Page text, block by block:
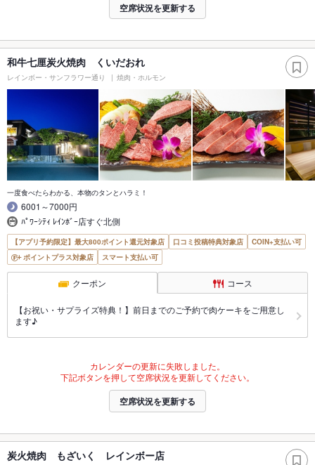
空席状況を更新する
和牛七厘炭火焼肉 くいだおれ
レインボー・サンフラワー通り 焼肉・ホルモン
一度食べたらわかる、本物のタンとハラミ！
6001～7000円
ﾊﾟﾜｰｼﾃｨ ﾚｲﾝﾎﾞｰ店すぐ北側
【アプリ予約限定】最大800ポイント還元対象店 口コミ投稿特典対象店
COIN+支払い可
ポイントプラス対象店
スマート支払い可
クーポン コース
【お祝い・サプライズ特典！】前日までのご予約で肉ケーキをご用意し
ます♪
カレンダーの更新に失敗しました。
下記ボタンを押して空席状況を更新してください。
空席状況を更新する
炭火焼肉 もざいく レインボー店